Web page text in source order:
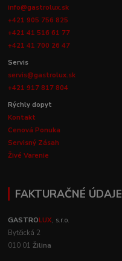
info@gastrolux.sk
+421 905 756 825
+421 41 516 61 77
+421 41 700 26 47
Servis
servis@gastrolux.sk
+421 917 817 804
Rýchly dopyt
Kontakt
Cenová Ponuka
Servisný Zásah
Živé Varenie
FAKTURAČNÉ ÚDAJE
GASTROLUX, s.r.o.
Bytčická 2
010 01Žilina